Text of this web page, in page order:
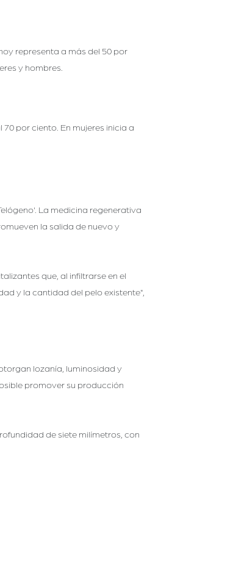
representa a más del 50 por
y hombres.
por ciento. En mujeres inicia a
La medicina regenerativa
la salida de nuevo y
que, al infiltrarse en el
y la cantidad del pelo existente",
lozanía, luminosidad y
promover su producción
de siete milímetros, con